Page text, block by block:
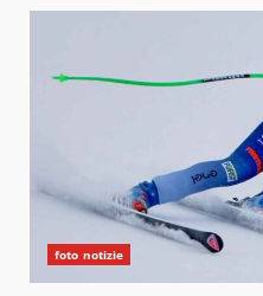
foto notizie